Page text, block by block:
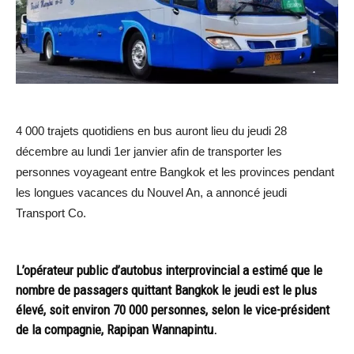
4 000 trajets quotidiens en bus auront lieu du jeudi 28
décembre au lundi 1er janvier afin de transporter les
personnes voyageant entre Bangkok et les provinces pendant
les longues vacances du Nouvel An, a annoncé jeudi
Transport Co.
L’opérateur public d’autobus interprovincial a estimé que le
nombre de passagers quittant Bangkok le jeudi est le plus
élevé, soit environ 70 000 personnes, selon le vice-président
de la compagnie, Rapipan Wannapintu.